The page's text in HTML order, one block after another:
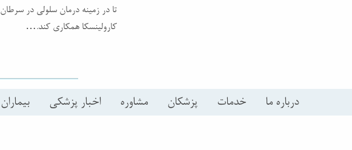
تا در زمینه درمان سلولی در
کارولینسکا همکاری کند.…
درباره ما خدمات پزشکان مشاوره اخبار پزشکی